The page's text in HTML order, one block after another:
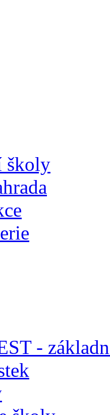
školy
-